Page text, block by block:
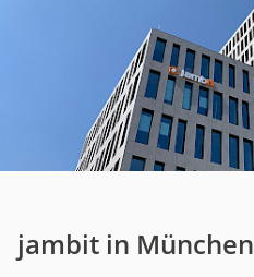
jambit in München